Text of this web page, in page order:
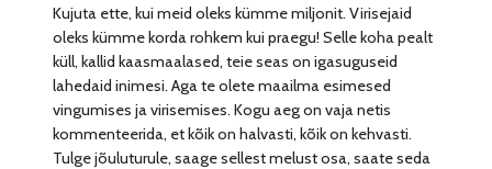
Kujuta ette, kui meid oleks kümme miljonit. Virisejaid
oleks kümme korda rohkem kui praegu! Selle koha pealt
küll, kallid kaasmaalased, teie seas on igasuguseid
lahedaid inimesi. Aga te olete maailma esimesed
vingumises ja virisemises. Kogu aeg on vaja netis
kommenteerida, et kõik on halvasti, kõik on kehvasti.
Tulge jõuluturule, saage sellest melust osa, saate seda